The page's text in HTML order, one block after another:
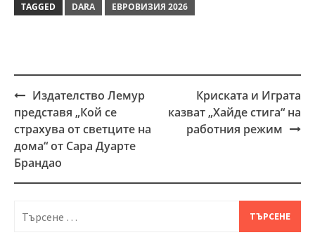
TAGGED
DARA ЕВРОВИЗИЯ 2026
Post
navigation
Издателство Лемур
представя „Кой се
страхува от светците на
дома“ от Сара Дуарте
Брандао
Криската и Играта
казват „Хайде стига“ на
работния режим
за: